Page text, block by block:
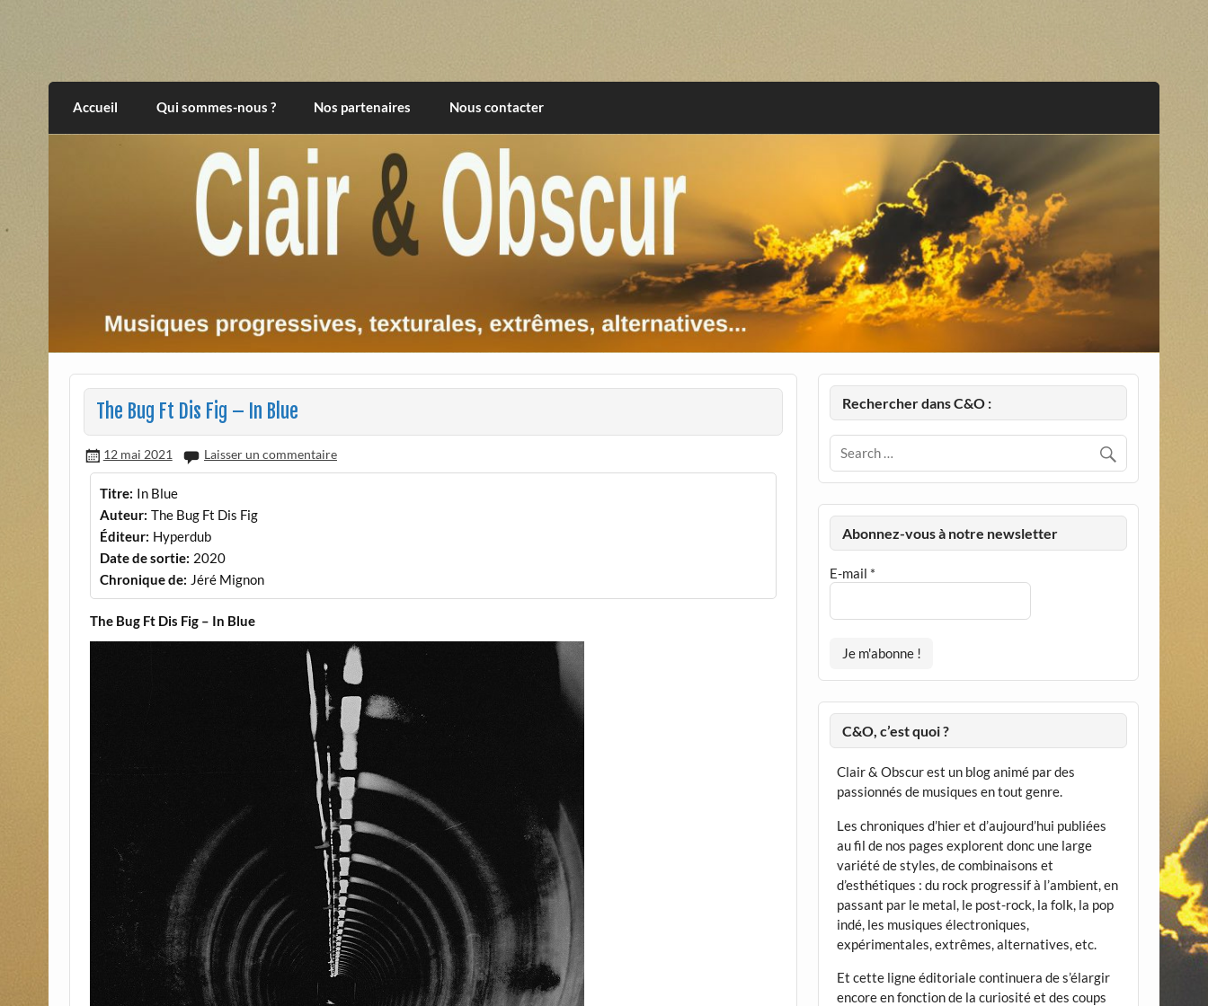
Clair et Obscur
Accueil Qui sommes-nous ? Nos partenaires Nous contacter
The Bug Ft Dis Fig – In Blue
12 mai 2021 Laisser un commentaire
Titre: In Blue
Auteur: The Bug Ft Dis Fig
Éditeur: Hyperdub
Date de sortie: 2020
Chronique de: Jéré Mignon
The Bug Ft Dis Fig – In Blue
Rechercher dans C&O :
Abonnez-vous à notre newsletter
E-mail *
C&O, c’est quoi ?
Clair & Obscur est un blog animé par des
passionnés de musiques en tout genre.
Les chroniques d’hier et d’aujourd’hui publiées
au fil de nos pages explorent donc une large
variété de styles, de combinaisons et
d’esthétiques : du rock progressif à l’ambient, en
passant par le metal, le post-rock, la folk, la pop
indé, les musiques électroniques,
expérimentales, extrêmes, alternatives, etc.
Et cette ligne éditoriale continuera de s’élargir
encore en fonction de la curiosité et des coups